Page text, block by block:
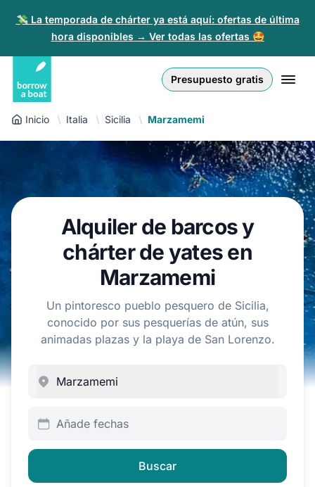
💸 La temporada de chárter ya está aquí: ofertas de última
hora disponibles → Ver todas las ofertas 🤩
Presupuesto gratis
Iniciar sesión
Regístrate
Para partners
EUR
Złoty
English (UK)
Nederlands
Español
Français
Polski
Inicio Italia Sicilia Marzamemi
Alquiler de barcos y
chárter de yates en
Marzamemi
Un pintoresco pueblo pesquero de Sicilia,
conocido por sus pesquerías de atún, sus
animadas plazas y la playa de San Lorenzo.
Añade fechas
Buscar